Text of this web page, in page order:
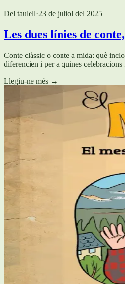
Del taulell·23 de juliol del 2025
Les dues línies de
Conte clàssic o conte a mida: què
diferencien i per a quines
Llegiu-ne més →